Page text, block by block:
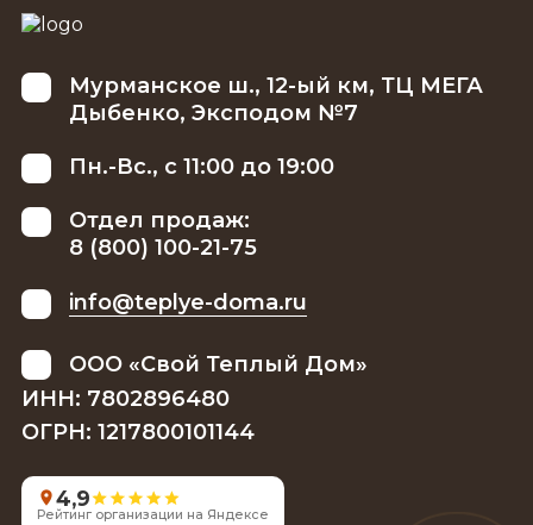
Мурманское ш., 12-ый км, ТЦ МЕГА
Дыбенко, Эксподом №7
Пн.-Вс., с 11:00 до 19:00
Отдел продаж:
8 (800) 100-21-75
info@teplye-doma.ru
ООО «Свой Теплый Дом»
ИНН: 7802896480
ОГРН: 1217800101144
4,9
Рейтинг организации на Яндексе